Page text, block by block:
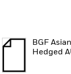
BGF
Hedged